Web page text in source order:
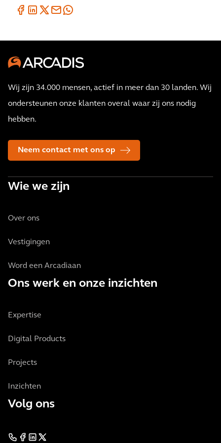
Wij zijn 34.000 mensen, actief in meer dan 30 landen. Wij
ondersteunen onze klanten overal waar zij ons nodig
hebben.
Neem contact met ons op
Wie we zijn
Over ons
Vestigingen
Word een Arcadiaan
Ons werk en onze inzichten
Expertise
Digital Products
Projects
Inzichten
Volg ons